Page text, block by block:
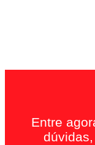
Entre